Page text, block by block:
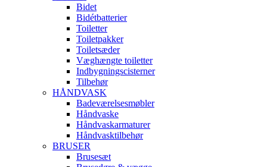
Bidet
Bidétbatterier
Toiletter
Toiletpakker
Toiletsæder
Væghængte toiletter
Indbygningscisterner
Tilbehør
HÅNDVASK
Badeværelsesmøbler
Håndvaske
Håndvaskarmaturer
Håndvasktilbehør
BRUSER
Brusesæt